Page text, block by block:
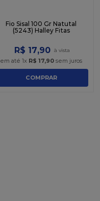
Fio Sisal 100 Gr Natutal
(5243) Halley Fitas
R$ 17,90
em até 1x R$ 17,90 sem juros
COMPRAR